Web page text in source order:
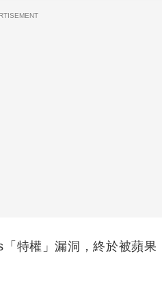
特權」漏洞，終於被蘋果